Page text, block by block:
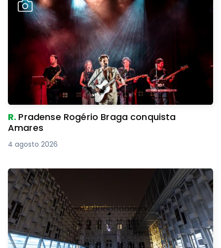
R. Pradense Rogério Braga conquista
Amares
4 agosto 2026